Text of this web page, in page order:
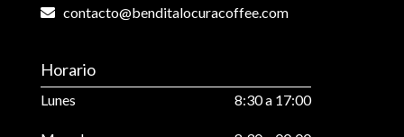
contacto@benditalocuracoffee.com
Horario
Lunes 8:30 a 17:00